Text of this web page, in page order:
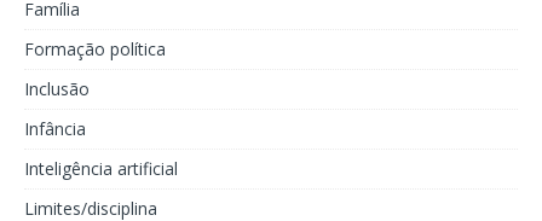
Família
Formação política
Inclusão
Infância
Inteligência artificial
Limites/disciplina